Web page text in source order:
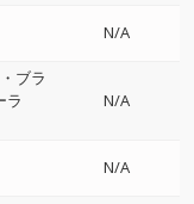
N/A
ブラ
ラ
N/A
N/A